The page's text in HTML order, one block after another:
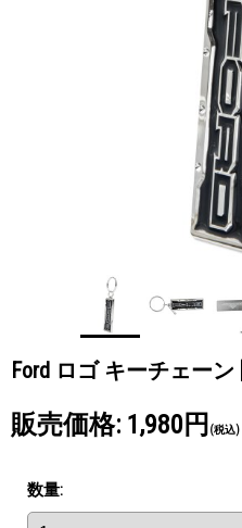
Ford ロゴ キーチェーン
販売価格: 1,980円 (税込)
数量: